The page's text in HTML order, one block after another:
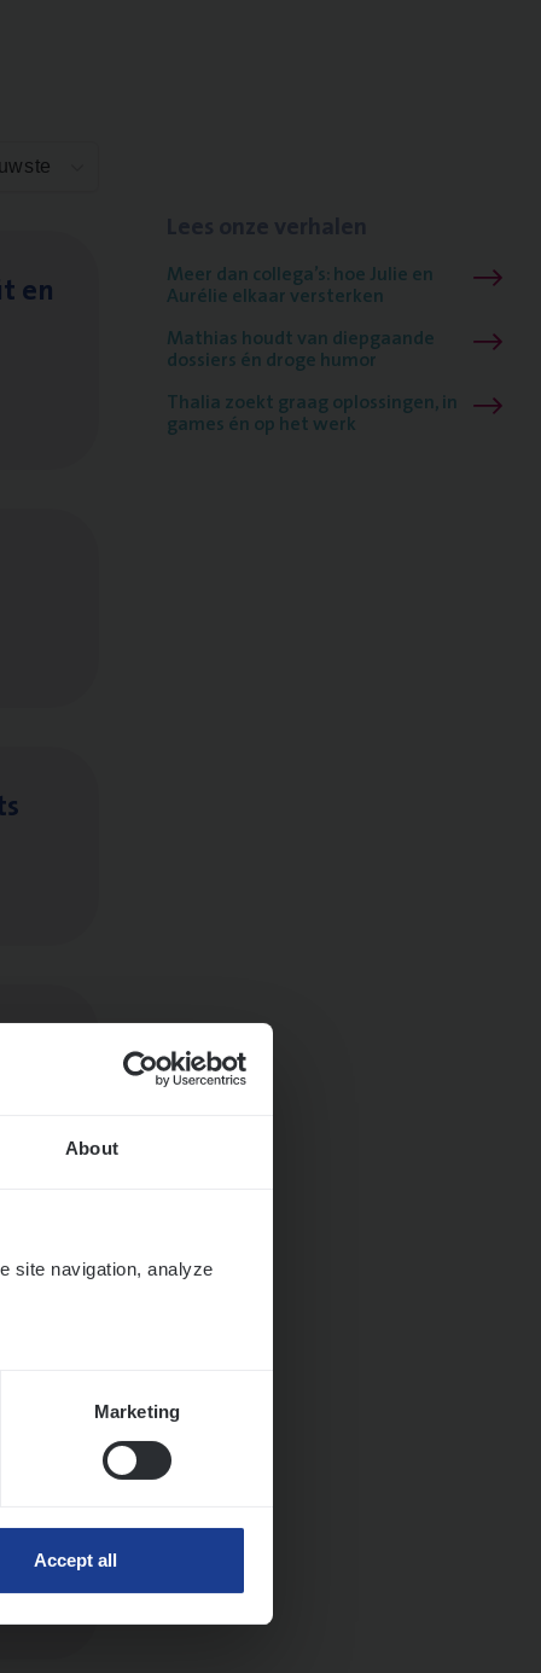
About
site navigation, analyze
Marketing
Accept all
en
Meer dan collega’s: hoe Julie en
Aurélie elkaar versterken
Mathias houdt van diepgaande
dossiers én droge humor
Thalia zoekt graag oplossingen, in
games én op het werk